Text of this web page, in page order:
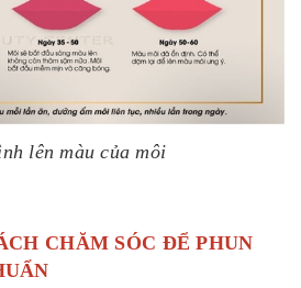
lên màu của môi
CHĂM SÓC ĐỂ PHUN